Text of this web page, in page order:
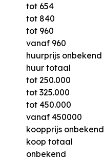
tot 654
tot 840
tot 960
vanaf 960
huurprijs onbekend
huur totaal
tot 250.000
tot 325.000
tot 450.000
vanaf 450000
koopprijs onbekend
koop totaal
onbekend